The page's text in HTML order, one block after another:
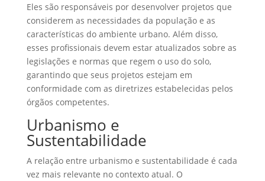
Eles são responsáveis por desenvolver projetos que
considerem as necessidades da população e as
características do ambiente urbano. Além disso,
esses profissionais devem estar atualizados sobre as
legislações e normas que regem o uso do solo,
garantindo que seus projetos estejam em
conformidade com as diretrizes estabelecidas pelos
órgãos competentes.
Urbanismo e
Sustentabilidade
A relação entre urbanismo e sustentabilidade é cada
vez mais relevante no contexto atual. O